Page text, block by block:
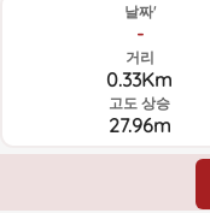
날짜'
-
거리
0.33Km
고도 상승
27.96m